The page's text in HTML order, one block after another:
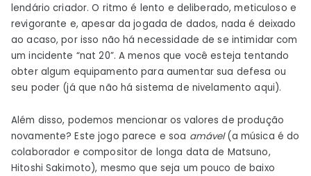
lendário criador. O ritmo é lento e deliberado, meticuloso e
revigorante e, apesar da jogada de dados, nada é deixado
ao acaso, por isso não há necessidade de se intimidar com
um incidente “nat 20”. A menos que você esteja tentando
obter algum equipamento para aumentar sua defesa ou
seu poder (já que não há sistema de nivelamento aqui).
Além disso, podemos mencionar os valores de produção
novamente? Este jogo parece e soa amável(a música é do
colaborador e compositor de longa data de Matsuno,
Hitoshi Sakimoto), mesmo que seja um pouco de baixo